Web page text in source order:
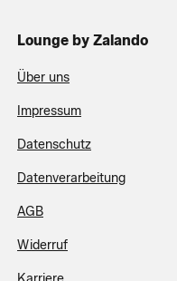
Lounge by Zalando
Über uns
Impressum
Datenschutz
Datenverarbeitung
AGB
Widerruf